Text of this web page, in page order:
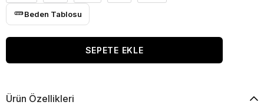
Beden Tablosu
Ürün Özellikleri